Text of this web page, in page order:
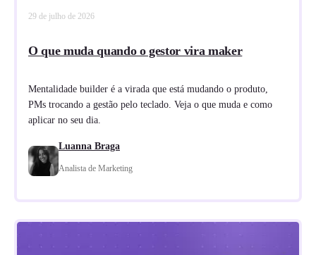
29 de julho de 2026
O que muda quando o gestor vira maker
Mentalidade builder é a virada que está mudando o produto,
PMs trocando a gestão pelo teclado. Veja o que muda e como
aplicar no seu dia.
Luanna Braga
Analista de Marketing